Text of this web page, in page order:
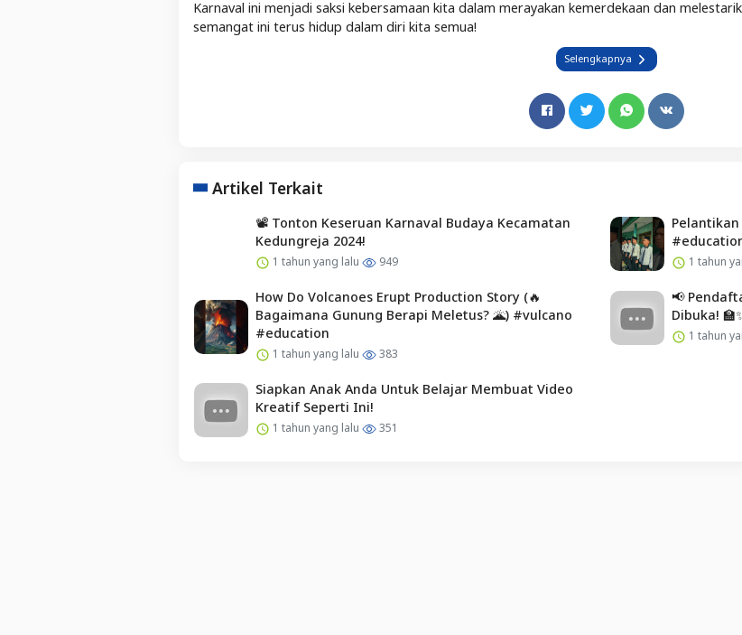
Karnaval ini menjadi saksi kebersamaan kita dalam merayakan kemerdekaan dan
semangat ini terus hidup dalam diri kita semua!
Selengkapnya
Artikel Terkait
📽️ Tonton Keseruan Karnaval Budaya Kecamatan
Kedungreja 2024!
1 tahun yang lalu 949 1 tahun
How Do Volcanoes Erupt Production Story (🔥
Bagaimana Gunung Berapi Meletus? 🌋) #vulcano
#education
1 tahun yang lalu 383
📢
Dibuka!
1 tahun
Siapkan Anak Anda Untuk Belajar Membuat Video
Kreatif Seperti Ini!
1 tahun yang lalu 351